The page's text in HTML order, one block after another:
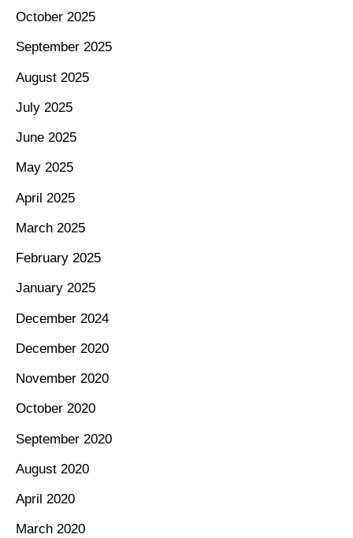
October 2025
September 2025
August 2025
July 2025
June 2025
May 2025
April 2025
March 2025
February 2025
January 2025
December 2024
December 2020
November 2020
October 2020
September 2020
August 2020
April 2020
March 2020